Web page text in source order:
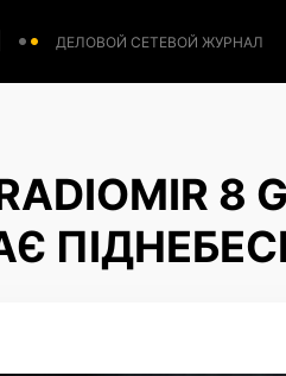
ДЕЛОВОЙ СЕТЕВОЙ ЖУРНАЛ